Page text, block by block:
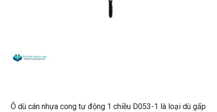
Ô dù cán nhựa cong tự động 1 chiều D053-1 là loại dù gấp